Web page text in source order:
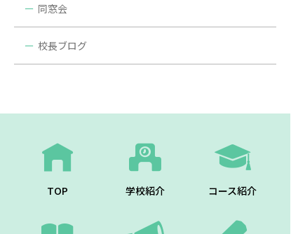
同窓会
校長ブログ
TOP 学校紹介 コース紹介